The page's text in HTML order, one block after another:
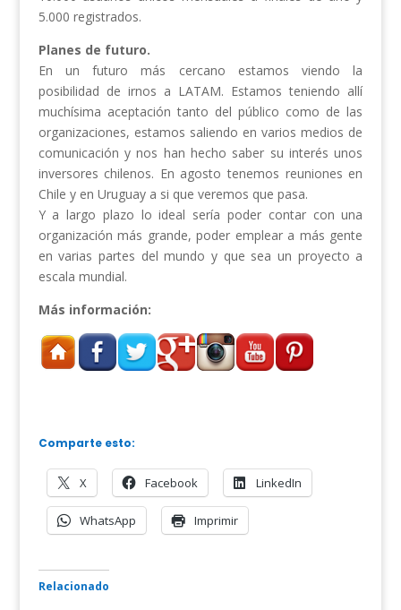
5.000 registrados.
Planes de futuro.
En un futuro más cercano estamos viendo la
posibilidad de irnos a LATAM. Estamos teniendo allí
muchísima aceptación tanto del público como de las
organizaciones, estamos saliendo en varios medios de
comunicación y nos han hecho saber su interés unos
inversores chilenos. En agosto tenemos reuniones en
Chile y en Uruguay a si que veremos que pasa.
Y a largo plazo lo ideal sería poder contar con una
organización más grande, poder emplear a más gente
en varias partes del mundo y que sea un proyecto a
escala mundial.
Más información:
Comparte esto:
X Facebook LinkedIn
WhatsApp Imprimir
Relacionado